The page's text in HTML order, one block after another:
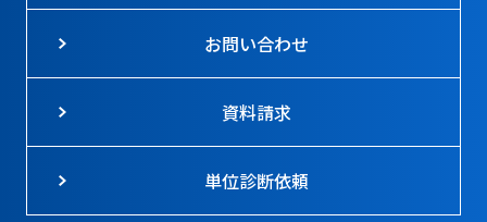
お問い合わせ
資料請求
単位診断依頼